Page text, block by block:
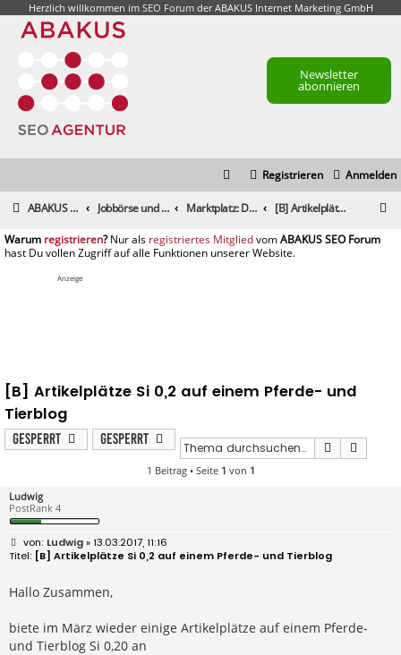
Herzlich willkommen im SEO Forumder ABAKUS Internet Marketing GmbH
Newsletter
abonnieren
Anmelden
Registrieren
ABAKUS Foren-Übersicht Jobbörse und Marktplatz Marktplatz: Dienstleistungen [B] Artikelplätze Si 0,2 auf einem Pferde- und Tierblog
registrieren registriertes Mitglied
Anzeige
[B] Artikelplätze Si 0,2 auf einem Pferde- und
Tierblog
Gesperrt Gesperrt Suche
1 Beitrag • Seite 1 von 1
Ludwig
PostRank 4
B
e
i
r
a
Ludwig» 13.03.2017, 11:16
[B] Artikelplätze Si 0,2 auf einem Pferde- und Tierblog
Hallo Zusammen,
biete im März wieder einige Artikelplätze auf einem Pferde-
und Tierblog Si 0,20 an